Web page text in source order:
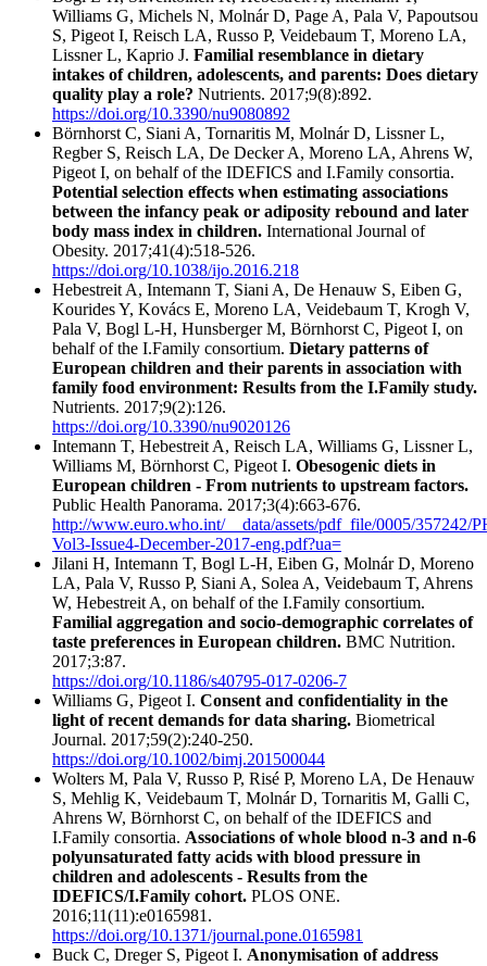
Williams G, Michels N, Molnár D, Page A, Pala V, Papoutsou
S, Pigeot I, Reisch LA, Russo P, Veidebaum T, Moreno LA,
Lissner L, Kaprio J. Familial resemblance in dietary
intakes of children, adolescents, and parents: Does dietary
quality play a role? Nutrients. 2017;9(8):892.
https://doi.org/10.3390/nu9080892
Börnhorst C, Siani A, Tornaritis M, Molnár D, Lissner L,
Regber S, Reisch LA, De Decker A, Moreno LA, Ahrens W,
Pigeot I, on behalf of the IDEFICS and I.Family consortia.
Potential selection effects when estimating associations
between the infancy peak or adiposity rebound and later
body mass index in children. International Journal of
Obesity. 2017;41(4):518-526.
https://doi.org/10.1038/ijo.2016.218
Hebestreit A, Intemann T, Siani A, De Henauw S, Eiben G,
Kourides Y, Kovács E, Moreno LA, Veidebaum T, Krogh V,
Pala V, Bogl L-H, Hunsberger M, Börnhorst C, Pigeot I, on
behalf of the I.Family consortium. Dietary patterns of
European children and their parents in association with
family food environment: Results from the I.Family study.
Nutrients. 2017;9(2):126.
https://doi.org/10.3390/nu9020126
Intemann T, Hebestreit A, Reisch LA, Williams G, Lissner L,
Williams M, Börnhorst C, Pigeot I. Obesogenic diets in
European children - From nutrients to upstream factors.
Public Health Panorama. 2017;3(4):663-676.
http://www.euro.who.int/__data/assets/pdf_file/0005/357242/
Vol3-Issue4-December-2017-eng.pdf?ua=
Jilani H, Intemann T, Bogl L-H, Eiben G, Molnár D, Moreno
LA, Pala V, Russo P, Siani A, Solea A, Veidebaum T, Ahrens
W, Hebestreit A, on behalf of the I.Family consortium.
Familial aggregation and socio-demographic correlates of
taste preferences in European children. BMC Nutrition.
2017;3:87.
https://doi.org/10.1186/s40795-017-0206-7
Williams G, Pigeot I. Consent and confidentiality in the
light of recent demands for data sharing. Biometrical
Journal. 2017;59(2):240-250.
https://doi.org/10.1002/bimj.201500044
Wolters M, Pala V, Russo P, Risé P, Moreno LA, De Henauw
S, Mehlig K, Veidebaum T, Molnár D, Tornaritis M, Galli C,
Ahrens W, Börnhorst C, on behalf of the IDEFICS and
I.Family consortia. Associations of whole blood n-3 and n-6
polyunsaturated fatty acids with blood pressure in
children and adolescents - Results from the
IDEFICS/I.Family cohort. PLOS ONE.
2016;11(11):e0165981.
https://doi.org/10.1371/journal.pone.0165981
Buck C, Dreger S, Pigeot I. Anonymisation of address